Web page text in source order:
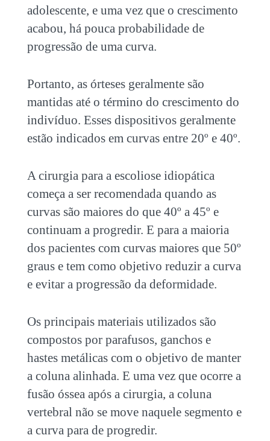
adolescente, e uma vez que o crescimento
acabou, há pouca probabilidade de
progressão de uma curva.
Portanto, as órteses geralmente são
mantidas até o término do crescimento do
indivíduo. Esses dispositivos geralmente
estão indicados em curvas entre 20º e 40º.
A cirurgia para a escoliose idiopática
começa a ser recomendada quando as
curvas são maiores do que 40º a 45º e
continuam a progredir. E para a maioria
dos pacientes com curvas maiores que 50º
graus e tem como objetivo reduzir a curva
e evitar a progressão da deformidade.
Os principais materiais utilizados são
compostos por parafusos, ganchos e
hastes metálicas com o objetivo de manter
a coluna alinhada. E uma vez que ocorre a
fusão óssea após a cirurgia, a coluna
vertebral não se move naquele segmento e
a curva para de progredir.